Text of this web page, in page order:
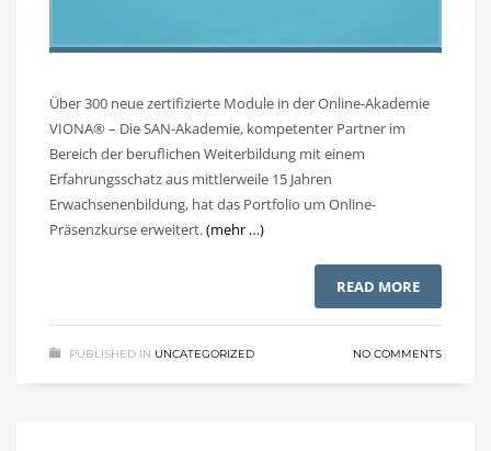
Über 300 neue zertifizierte Module in der Online-Akademie
VIONA® – Die SAN-Akademie, kompetenter Partner im
Bereich der beruflichen Weiterbildung mit einem
Erfahrungsschatz aus mittlerweile 15 Jahren
Erwachsenenbildung, hat das Portfolio um Online-
Präsenzkurse erweitert.(mehr …)
READ MORE
PUBLISHED IN UNCATEGORIZED NO COMMENTS